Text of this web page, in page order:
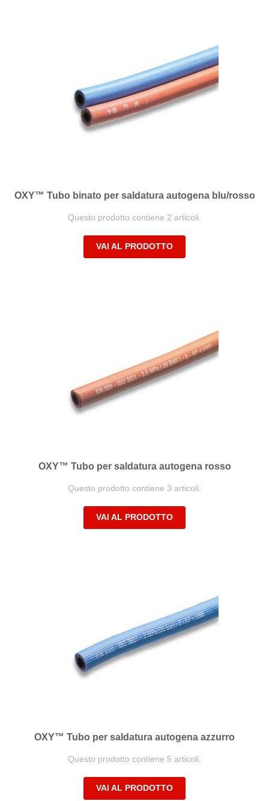
OXY™ Tubo binato per saldatura autogena blu/rosso
Questo prodotto contiene 2 articoli.
VAI AL PRODOTTO
OXY™ Tubo per saldatura autogena rosso
Questo prodotto contiene 3 articoli.
VAI AL PRODOTTO
OXY™ Tubo per saldatura autogena azzurro
Questo prodotto contiene 5 articoli.
VAI AL PRODOTTO